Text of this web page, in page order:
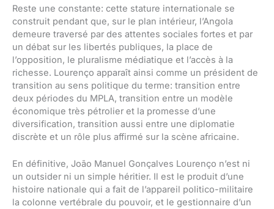
Reste une constante: cette stature internationale se
construit pendant que, sur le plan intérieur, l’Angola
demeure traversé par des attentes sociales fortes et par
un débat sur les libertés publiques, la place de
l’opposition, le pluralisme médiatique et l’accès à la
richesse. Lourenço apparaît ainsi comme un président de
transition au sens politique du terme: transition entre
deux périodes du MPLA, transition entre un modèle
économique très pétrolier et la promesse d’une
diversification, transition aussi entre une diplomatie
discrète et un rôle plus affirmé sur la scène africaine.
En définitive, João Manuel Gonçalves Lourenço n’est ni
un outsider ni un simple héritier. Il est le produit d’une
histoire nationale qui a fait de l’appareil politico-militaire
la colonne vertébrale du pouvoir, et le gestionnaire d’un